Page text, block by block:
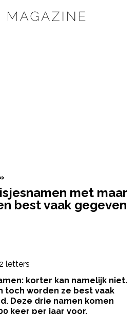
»
met maar
best vaak gegeven
korter kan namelijk niet.
toch worden ze best vaak
Deze drie namen komen
keer per jaar voor.